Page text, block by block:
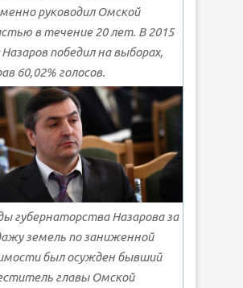
руководил Омской
в течение 20 лет. В 2015
Назаров победил на выборах,
60,02% голосов.
губернаторства Назарова за
земель по заниженной
был осужден бывший
главы Омской